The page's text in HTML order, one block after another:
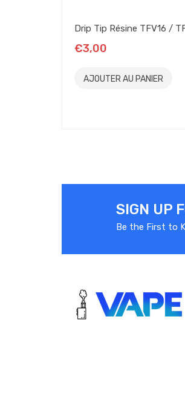
Drip Tip Résine TFV16 /
€3,00
AJOUTER AU PANIER
SIGN UP
Be the First to